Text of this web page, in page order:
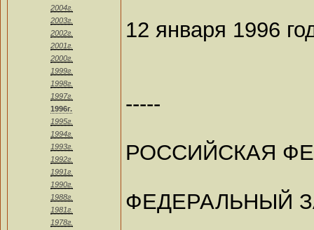
2004г.
2003г.
2002г.
2001г.
2000г.
1999г.
1998г.
1997г.
1996г.
1995г.
1994г.
1993г.
1992г.
1991г.
1990г.
1988г.
1981г.
1978г.
12 января 1996
-----
РОССИЙСКАЯ
ФЕДЕРАЛЬНЫЙ